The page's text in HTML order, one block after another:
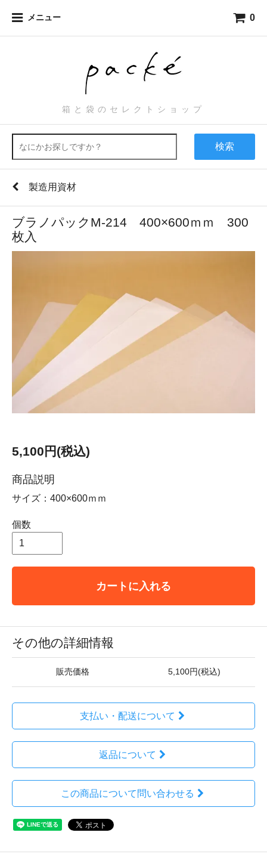
メニュー 0
箱と袋のセレクトショップ
検索
製造用資材
ブラノパックM-214 400×600ｍｍ 300
枚入
5,100円(税込)
商品説明
サイズ：400×600ｍｍ
個数
カートに入れる
その他の詳細情報
販売価格 5,100円(税込)
支払い・配送について
返品について
この商品について問い合わせる